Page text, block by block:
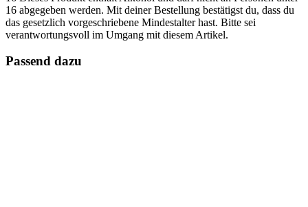
16 abgegeben werden. Mit deiner Bestellung bestätigst du, dass du
das gesetzlich vorgeschriebene Mindestalter hast. Bitte sei
verantwortungsvoll im Umgang mit diesem Artikel.
Passend dazu